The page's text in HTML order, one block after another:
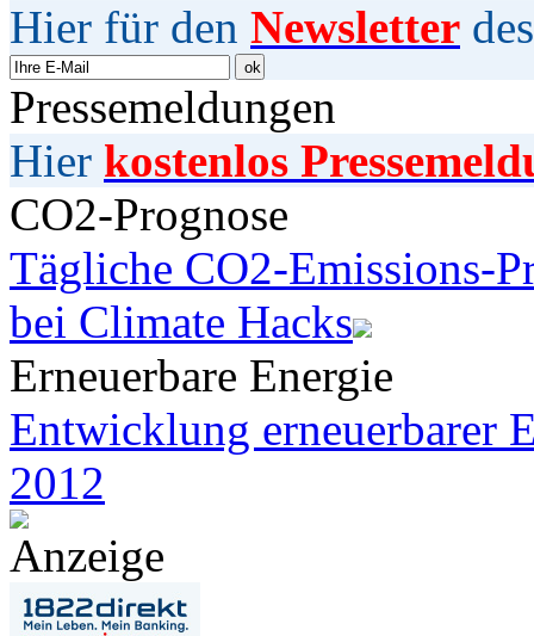
Hier für den Newsletter
Pressemeldungen
Hier kostenlos
CO2-Prognose
Tägliche CO2-Emissions-
bei Climate Hacks
Erneuerbare Energie
Entwicklung erneuerbarer
2012
Anzeige